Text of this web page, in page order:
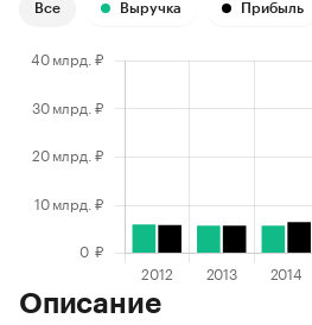
Все Выручка Прибыль
Описание